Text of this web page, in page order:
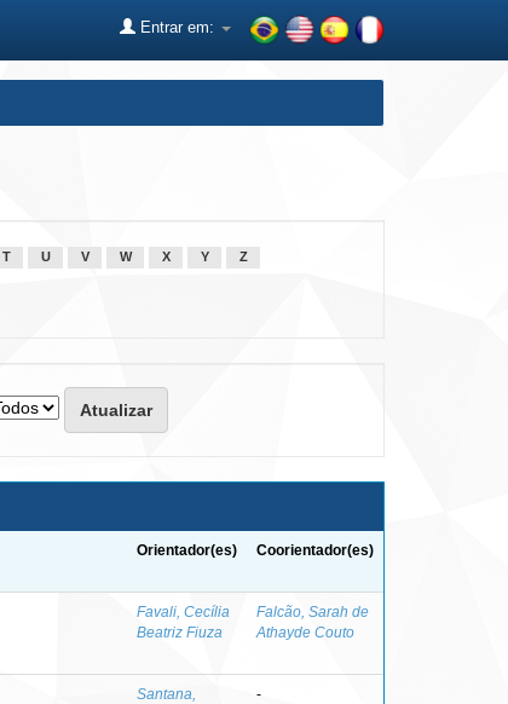
Entrar em:
T U V W X Y Z
Orientador(es) Coorientador(es)
Favali, Cecília
Beatriz Fiuza
Falcão, Sarah de
Athayde Couto
Santana,
-